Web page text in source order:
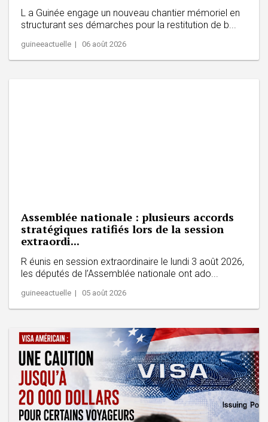
L a Guinée engage un nouveau chantier mémoriel en
structurant ses démarches pour la restitution de b...
guineeactuelle | 06 août 2026
Assemblée nationale : plusieurs accords
stratégiques ratifiés lors de la session
extraordi...
R éunis en session extraordinaire le lundi 3 août 2026,
les députés de l’Assemblée nationale ont ado...
guineeactuelle | 05 août 2026